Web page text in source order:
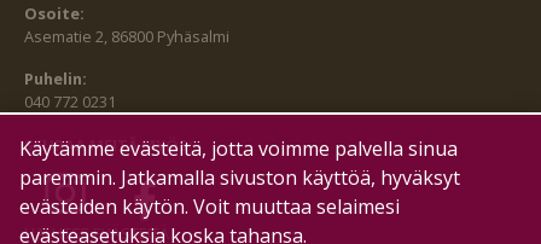
Osoite:
Asematie 2, 86800 Pyhäsalmi
Puhelin:
040 772 0231
SEURAA MEITÄ MYÖS:
HALLITSE EVÄSTEITÄ
Käytämme evästeitä, jotta voimme palvella sinua
paremmin. Jatkamalla sivuston käyttöä, hyväksyt
evästeiden käytön. Voit muuttaa selaimesi
evästeasetuksia koska tahansa.